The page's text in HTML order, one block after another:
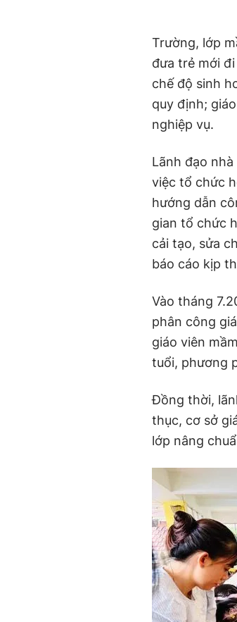
Trường, lớp
đưa trẻ mới
chế độ sinh
quy định;
nghiệp vụ.
Lãnh đạo
việc tổ chức
hướng dẫn
gian tổ chức
cải tạo, sửa
báo cáo kịp
Vào tháng
phân công
giáo viên
tuổi, phương
Đồng thời,
thục, cơ sở
lớp nâng